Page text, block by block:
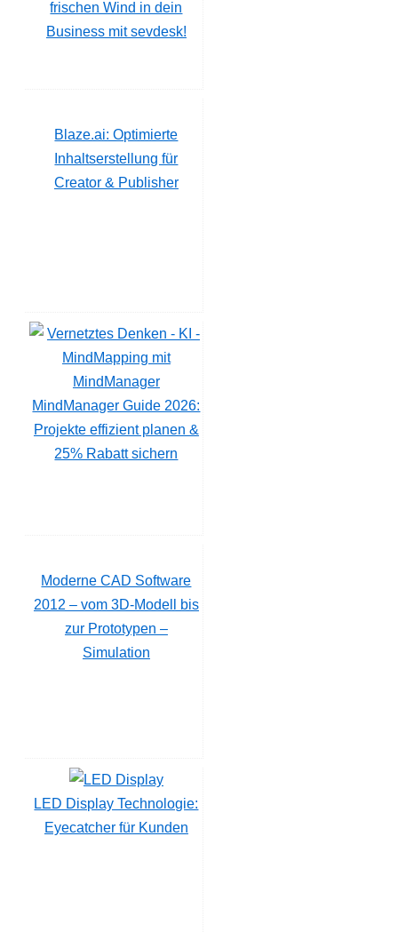
frischen Wind in dein
Business mit sevdesk!
Blaze.ai: Optimierte
Inhaltserstellung für
Creator & Publisher
MindManager Guide 2026:
Projekte effizient planen &
25% Rabatt sichern
Moderne CAD Software
2012 – vom 3D-Modell bis
zur Prototypen –
Simulation
LED Display Technologie:
Eyecatcher für Kunden